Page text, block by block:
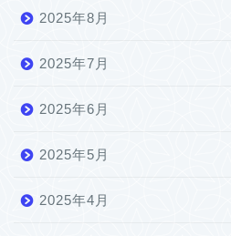
2025年8月
2025年7月
2025年6月
2025年5月
2025年4月